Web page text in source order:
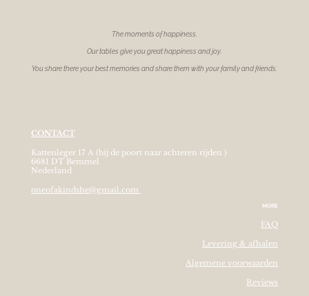
The moments ofhappiness.
Our tables give you great happiness and joy.
You share there your best memories and share them with your family and friends.
CONTACT
Kattenleger 17 A (bij de poort naar achteren rijden )
6681 DT Bemmel
Nederland
oneofakindshe@gmail.com
MORE
FAQ
Levering & afhalen
Algemene voorwaarden
Reviews